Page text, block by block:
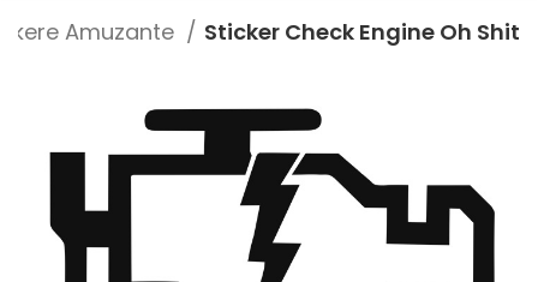
Amuzante Sticker Check Engine Oh Shit